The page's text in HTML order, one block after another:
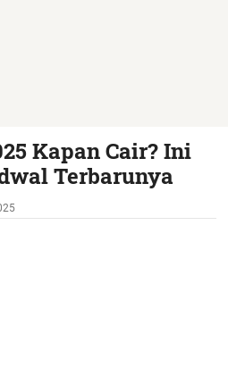
Kapan Cair? Ini
Terbarunya